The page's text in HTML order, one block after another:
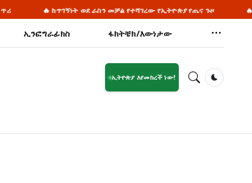
ወደ ራስን መቻል የተሻገረው የኢትዮጵያ የጤና ጉዞ 🔥 ጠቅላይ ሚኒስትር
ኢንፎግራፊክስ ፋክትቼክ/እውነታው
ኢትዮጵያ እየመከረች ነው!
Dark